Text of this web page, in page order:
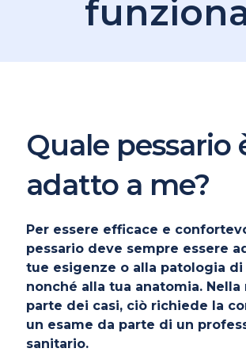
Quale pessario
adatto a me?
Per essere efficace e
pessario deve sempre essere
tue esigenze o alla patologia
nonché alla tua anatomia.
parte dei casi, ciò richiede la
un esame da parte di un
sanitario.